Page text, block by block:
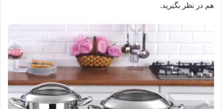
هم در نظر بگیرید.